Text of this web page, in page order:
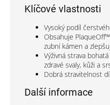
Klíčové vlastnosti
Vysoký podíl
Obsahuje
zubní kámen a
Výživná strava
zdravé svaly, kůži a
Dobrá stravitelnost
Další informace